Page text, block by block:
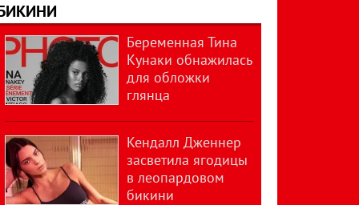
Беременная Тина
Кунаки обнажилась
для обложки
глянца
Кендалл Дженнер
засветила ягодицы
в леопардовом
бикини